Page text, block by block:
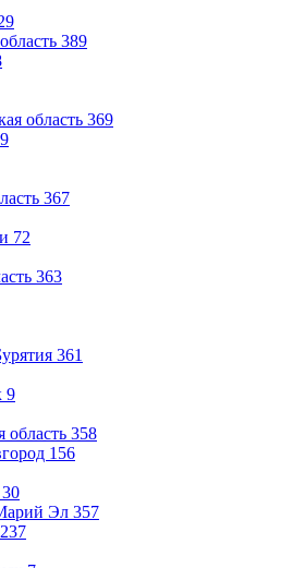
389
область 369
367
72
363
361
9
область 358
156
30
Эл 357
237